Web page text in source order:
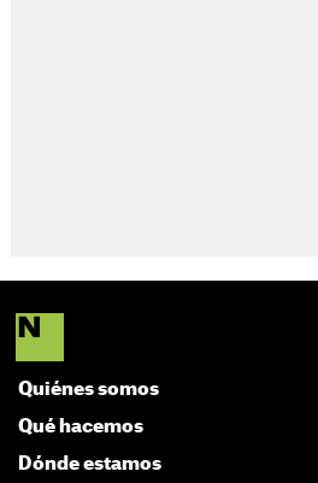
Quiénes somos
Qué hacemos
Dónde estamos